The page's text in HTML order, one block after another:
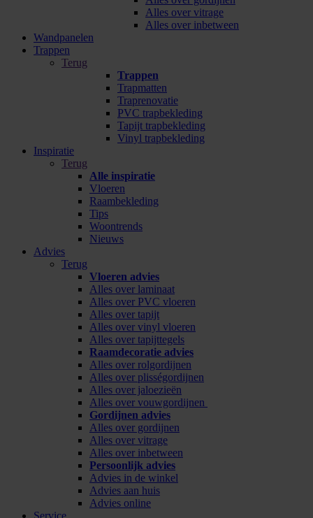
Alles over vitrage
Alles over inbetween
Wandpanelen
Trappen
Terug
Trappen
Trapmatten
Traprenovatie
PVC trapbekleding
Tapijt trapbekleding
Vinyl trapbekleding
Inspiratie
Terug
Alle inspiratie
Vloeren
Raambekleding
Tips
Woontrends
Nieuws
Advies
Terug
Vloeren advies
Alles over laminaat
Alles over PVC vloeren
Alles over tapijt
Alles over vinyl vloeren
Alles over tapijttegels
Raamdecoratie advies
Alles over rolgordijnen
Alles over plisségordijnen
Alles over jaloezieën
Alles over vouwgordijnen
Gordijnen advies
Alles over gordijnen
Alles over vitrage
Alles over inbetween
Persoonlijk advies
Advies in de winkel
Advies aan huis
Advies online
Service